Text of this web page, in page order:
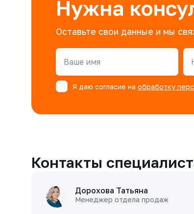
Нужна
Оставьте свои данные и мы
Ваше имя
Я даю согласие на обработку
Контакты
Дорохова Татьяна
Менеджер отдела продаж